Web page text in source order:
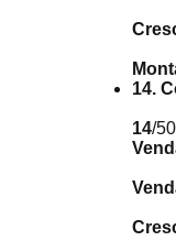
14.
14/50